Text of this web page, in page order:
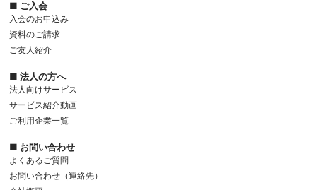
■ ご入会
入会のお申込み
資料のご請求
ご友人紹介
■ 法人の方へ
法人向けサービス
サービス紹介動画
ご利用企業一覧
■ お問い合わせ
よくあるご質問
お問い合わせ（連絡先）